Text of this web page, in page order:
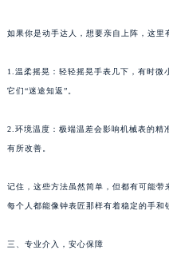
如果你是动手达人，想要亲自上阵，这里
1.温柔摇晃：轻轻摇晃手表几下，有时微
它们“迷途知返”。
2.环境温度：极端温差会影响机械表的精
有所改善。
记住，这些方法虽然简单，但都有可能
每个人都能像钟表匠那样有着稳定的手和
三、专业介入，安心保障